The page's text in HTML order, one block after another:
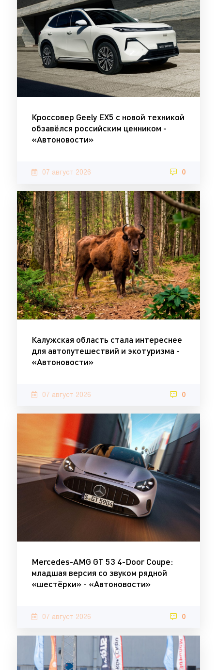
Кроссовер Geely EX5 с новой техникой
обзавёлся российским ценником -
«Автоновости»
07 август 2026 0
Калужская область стала интереснее
для автопутешествий и экотуризма -
«Автоновости»
07 август 2026 0
Mercedes-AMG GT 53 4-Door Coupe:
младшая версия со звуком рядной
«шестёрки» - «Автоновости»
07 август 2026 0